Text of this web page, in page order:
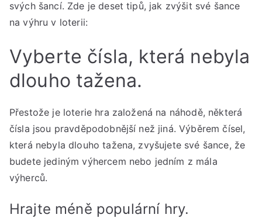
svých šancí. Zde je deset tipů, jak zvýšit své šance
na výhru v loterii:
Vyberte čísla, která nebyla
dlouho tažena.
Přestože je loterie hra založená na náhodě, některá
čísla jsou pravděpodobnější než jiná. Výběrem čísel,
která nebyla dlouho tažena, zvyšujete své šance, že
budete jediným výhercem nebo jedním z mála
výherců.
Hrajte méně populární hry.